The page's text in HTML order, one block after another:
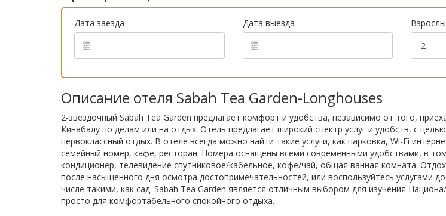
Дата заезда Дата выезда
Описание отеля Sabah Tea Garden-Longhouses
2-звездочный Sabah Tea Garden предлагает комфорт и удобства, независимо от того,
Кинабалу по делам или на отдых. Отель предлагает широкий спектр услуг и удобств, с
первоклассный отдых. В отеле всегда можно найти такие услуги, как парковка, Wi-Fi
семейный номер, кафе, ресторан. Номера оснащены всеми современными удобствами, в
кондиционер, телевидение спутниковое/кабельное, кофе/чай, общая ванная комната.
после насыщенного дня осмотра достопримечательностей, или воспользуйтесь услугами
числе такими, как сад. Sabah Tea Garden является отличным выбором для изучения
просто для комфортабельного спокойного отдыха.